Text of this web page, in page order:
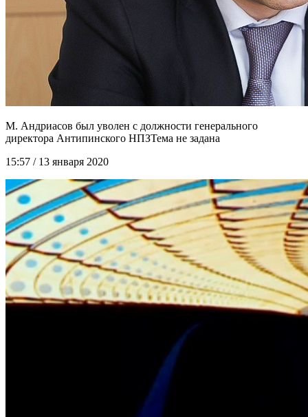
М. Андриасов был уволен с должности генерального
директора Антипинского НПЗ
15:57 / 13 января 2020